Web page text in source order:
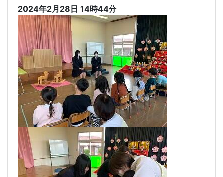
2024年2月28日 14時44分